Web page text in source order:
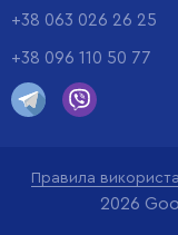
+38 063 026 26 25
+38 096 110 50 77
Правила
2026